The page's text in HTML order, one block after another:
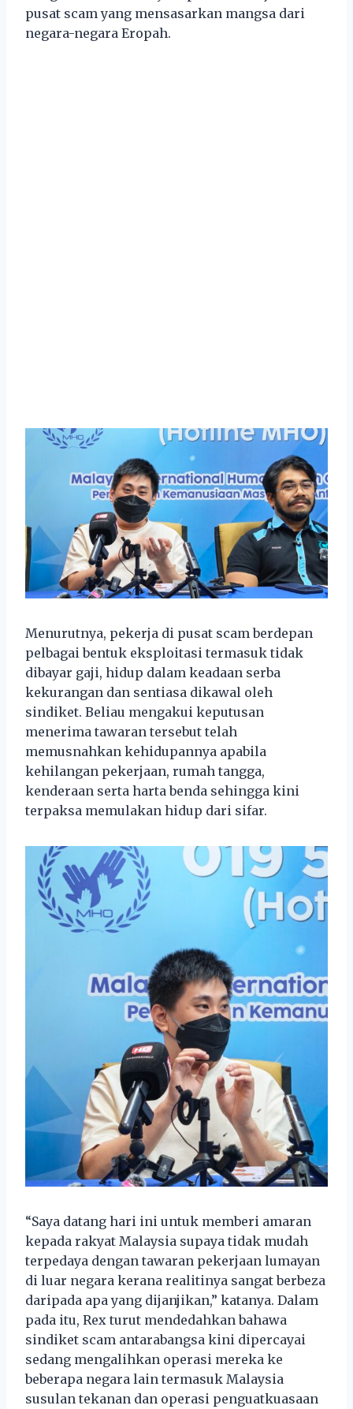
pusat scam yang mensasarkan mangsa dari
negara-negara Eropah.
Menurutnya, pekerja di pusat scam berdepan
pelbagai bentuk eksploitasi termasuk tidak
dibayar gaji, hidup dalam keadaan serba
kekurangan dan sentiasa dikawal oleh
sindiket. Beliau mengakui keputusan
menerima tawaran tersebut telah
memusnahkan kehidupannya apabila
kehilangan pekerjaan, rumah tangga,
kenderaan serta harta benda sehingga kini
terpaksa memulakan hidup dari sifar.
“Saya datang hari ini untuk memberi amaran
kepada rakyat Malaysia supaya tidak mudah
terpedaya dengan tawaran pekerjaan lumayan
di luar negara kerana realitinya sangat berbeza
daripada apa yang dijanjikan,” katanya. Dalam
pada itu, Rex turut mendedahkan bahawa
sindiket scam antarabangsa kini dipercayai
sedang mengalihkan operasi mereka ke
beberapa negara lain termasuk Malaysia
susulan tekanan dan operasi penguatkuasaan